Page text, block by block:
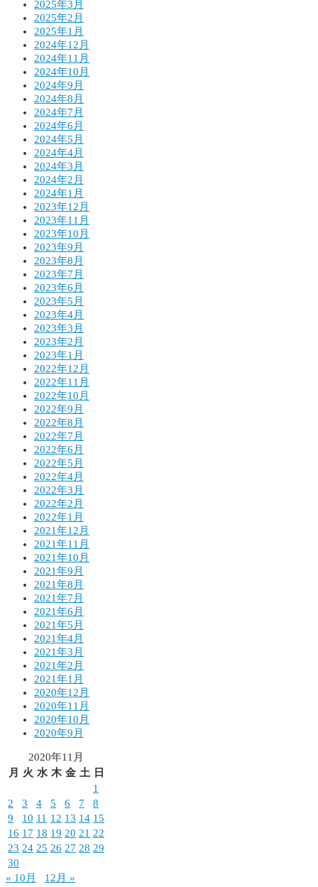
2025年3月
2025年2月
2025年1月
2024年12月
2024年11月
2024年10月
2024年9月
2024年8月
2024年7月
2024年6月
2024年5月
2024年4月
2024年3月
2024年2月
2024年1月
2023年12月
2023年11月
2023年10月
2023年9月
2023年8月
2023年7月
2023年6月
2023年5月
2023年4月
2023年3月
2023年2月
2023年1月
2022年12月
2022年11月
2022年10月
2022年9月
2022年8月
2022年7月
2022年6月
2022年5月
2022年4月
2022年3月
2022年2月
2022年1月
2021年12月
2021年11月
2021年10月
2021年9月
2021年8月
2021年7月
2021年6月
2021年5月
2021年4月
2021年3月
2021年2月
2021年1月
2020年12月
2020年11月
2020年10月
2020年9月
2020年11月
月
火 水 木 金 土
日
1
2
3 4 5 6 7
8
9
10 11 12 13 14 15
16 17 18 19 20 21 22
23 24 25 26 27 28 29
30
« 10月
12月 »